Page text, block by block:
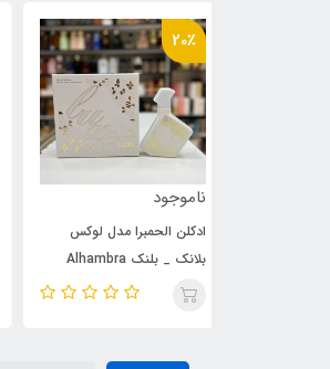
20٪
ناموجود
ادکلن الحمبرا مدل لوکس
جورنی _ جانری Alhambra
luxe journey